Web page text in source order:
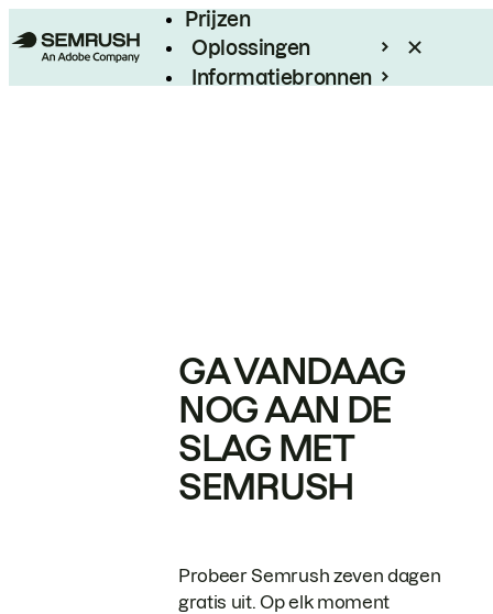
Prijzen
Oplossingen
Informatiebronnen
GA VANDAAG
NOG AAN DE
SLAG MET
SEMRUSH
Probeer Semrush zeven dagen
gratis uit. Op elk moment